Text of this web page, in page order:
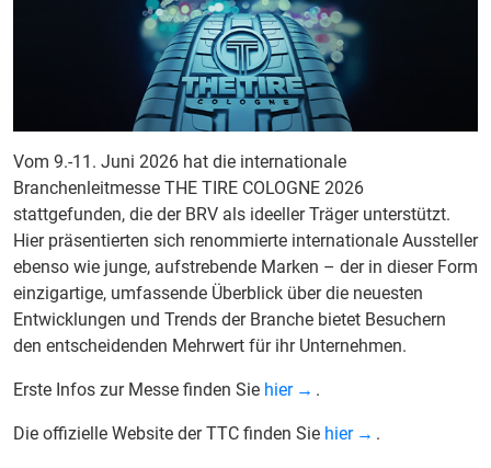
Vom 9.-11. Juni 2026 hat die internationale
Branchenleitmesse THE TIRE COLOGNE 2026
stattgefunden, die der BRV als ideeller Träger unterstützt.
Hier präsentierten sich renommierte internationale Aussteller
ebenso wie junge, aufstrebende Marken – der in dieser Form
einzigartige, umfassende Überblick über die neuesten
Entwicklungen und Trends der Branche bietet Besuchern
den entscheidenden Mehrwert für ihr Unternehmen.
Erste Infos zur Messe finden Sie hier .
Die offizielle Website der TTC finden Sie hier .